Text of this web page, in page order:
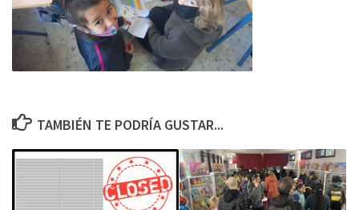
TAMBIÉN TE PODRÍA GUSTAR...